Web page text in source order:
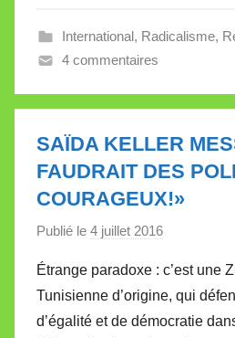
e
l
l
t
t
International, Radicalisme,
4 commentaires
SAÏDA KELLER
FAUDRAIT DES
COURAGEUX!»
Publié le 4 juillet 2016
r
M
i
Étrange paradoxe : c’est une
Tunisienne d’origine, qui
d’égalité et de démocratie